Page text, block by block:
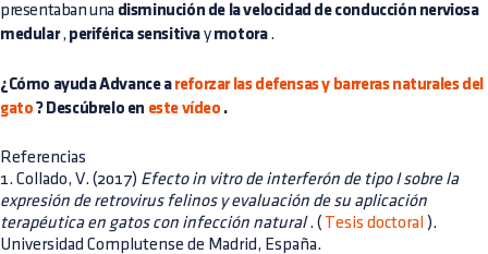
presentaban una disminución de la velocidad de conducción nerviosa
medular, periférica sensitiva y motora.
¿Cómo ayuda Advance areforzar las defensas y barreras naturales del
gato? Descúbrelo en este vídeo .
Referencias
1. Collado, V. (2017) Efecto in vitro de interferón de tipo I sobre la
expresión de retrovirus felinos y evaluación de su aplicación
terapéutica en gatos con infección natural. ( Tesis doctoral ).
Universidad Complutense de Madrid, España.